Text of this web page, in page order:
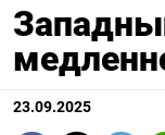
23.09.2025